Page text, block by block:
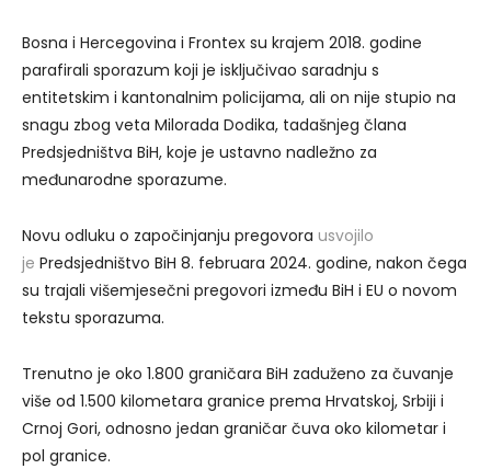
Bosna i Hercegovina i Frontex su krajem 2018. godine
parafirali sporazum koji je isključivao saradnju s
entitetskim i kantonalnim policijama, ali on nije stupio na
snagu zbog veta Milorada Dodika, tadašnjeg člana
Predsjedništva BiH, koje je ustavno nadležno za
međunarodne sporazume.
Novu odluku o započinjanju pregovora usvojilo
je Predsjedništvo BiH 8. februara 2024. godine, nakon čega
su trajali višemjesečni pregovori između BiH i EU o novom
tekstu sporazuma.
Trenutno je oko 1.800 graničara BiH zaduženo za čuvanje
više od 1.500 kilometara granice prema Hrvatskoj, Srbiji i
Crnoj Gori, odnosno jedan graničar čuva oko kilometar i
pol granice.